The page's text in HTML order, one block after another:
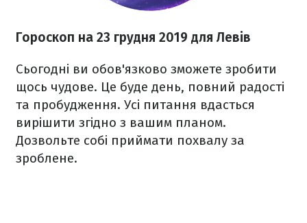
Гороскоп на 23 грудня 2019 для Левів
Сьогодні ви обов'язково зможете зробити
щось чудове. Це буде день, повний радості
та пробудження. Усі питання вдасться
вирішити згідно з вашим планом.
Дозвольте собі приймати похвалу за
зроблене.